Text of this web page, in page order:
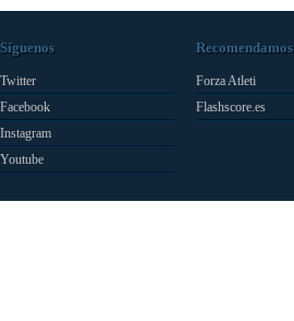
Síguenos
Twitter
Facebook
Instagram
Youtube
Recomendamos
Forza Atleti
Flashscore.es